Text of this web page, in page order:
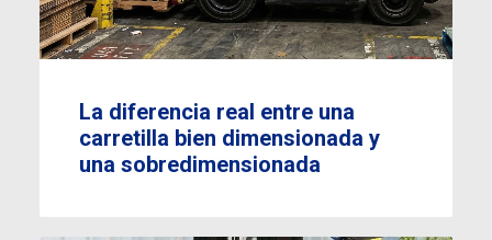
La diferencia real entre una
carretilla bien dimensionada y
una sobredimensionada